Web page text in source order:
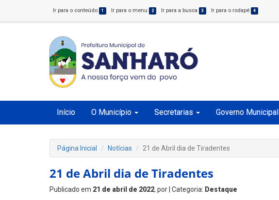
Ir para o conteúdo 1 Ir para o menu 2 Ir para a busca 3 Ir para o rodapé 4
Início O Município Secretarias Governo Municipal
Página Inicial Notícias 21 de Abril dia de Tiradentes
21 de Abril dia de Tiradentes
Publicado em 21 de abril de 2022, por | Categoria: Destaque